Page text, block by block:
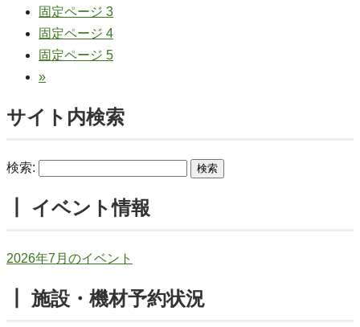
固定ページ 3
固定ページ 4
固定ページ 5
»
サイト内検索
検索:
┃ イベント情報
2026年7月のイベント
┃ 施設・機材予約状況